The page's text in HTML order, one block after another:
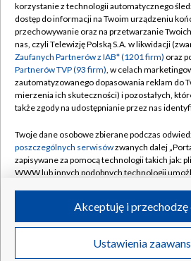
TVP
Abonament TVP
Emisja w TVP
Centrum informacji TVP
Naziemna Telewizja Cyfrowa
Rada Programowa
System NOS
Informacje o nadawcy
Program dla prasy
Ogłoszenie przetargowe
Regulamin
Polityka
Moje zgody
Pomoc
Kontakt
Kanały
©2026 Telewizja Polska
korzystanie z technologii automatycznego
dostęp do informacji na Twoim urządzeniu
przechowywanie oraz na przetwarzanie
nas, czyli Telewizję Polską S.A. w likwidacji
Zaufanych Partnerów z IAB* (1201 firm) oraz
Partnerów TVP (93 firm), w celach
zautomatyzowanego dopasowania reklam do
mierzenia ich skuteczności) i pozostałych,
także zgody na udostępnianie przez nas
Twoje dane osobowe zbierane podczas
poszczególnych serwisówzwanych dalej
zapisywane za pomocą technologii takich jak:
WWW lub innych podobnych technologii
ruchu w Internecie.
Twoje dane osobowe zbierane podczas
poszczególnych serwisówna Portalu, takie jak
Ustawienia
Akceptuję i przechodzę